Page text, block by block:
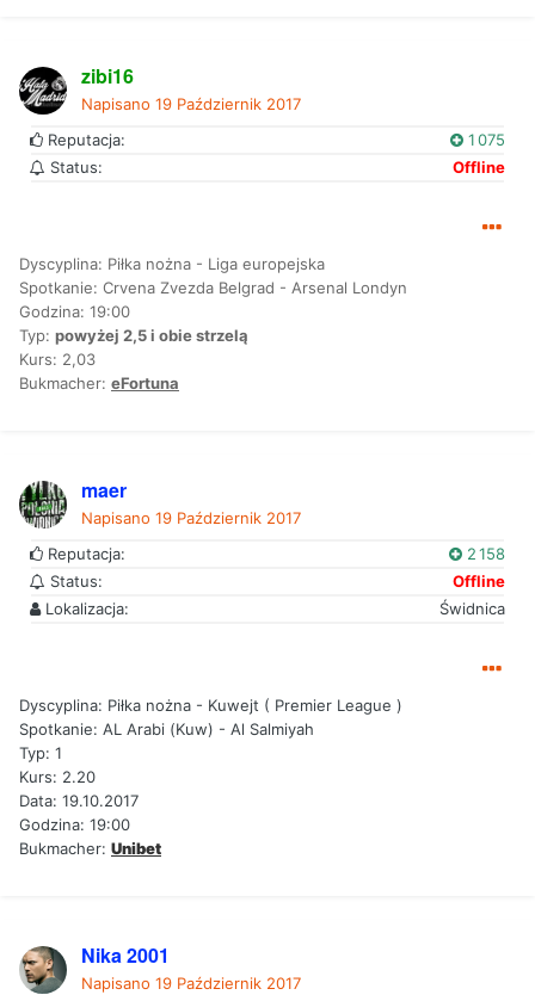
zibi16
Napisano 19 Październik 2017
Reputacja:
1 075
Status:
Offline
Dyscyplina: Piłka nożna - Liga europejska
Spotkanie: Crvena Zvezda Belgrad - Arsenal Londyn
Godzina: 19:00
Typ: powyżej 2,5 i obie strzelą
Kurs: 2,03
Bukmacher: eFortuna
maer
Napisano 19 Październik 2017
Reputacja:
2 158
Status:
Offline
Lokalizacja:
Świdnica
Dyscyplina: Piłka nożna - Kuwejt ( Premier League )
Spotkanie: AL Arabi (Kuw) - Al Salmiyah
Typ: 1
Kurs: 2.20
Data: 19.10.2017
Godzina: 19:00
Bukmacher: Unibet
Nika 2001
Napisano 19 Październik 2017